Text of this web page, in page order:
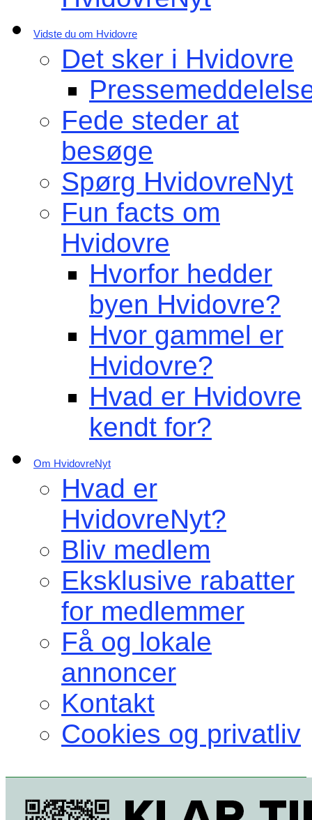
Vidste du om Hvidovre
Det sker i Hvidovre
Fede steder at
besøge
Spørg HvidovreNyt
Fun facts om
Hvidovre
Hvorfor hedder
byen Hvidovre?
Hvor gammel er
Hvidovre?
Hvad er Hvidovre
kendt for?
Om HvidovreNyt
Hvad er
HvidovreNyt?
Bliv medlem
Eksklusive rabatter
for medlemmer
Få og lokale
annoncer
Kontakt
Cookies og privatliv